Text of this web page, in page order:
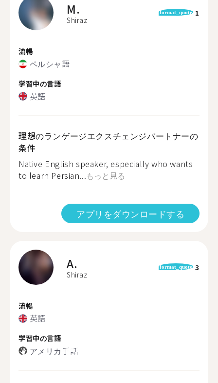
M.
Shiraz
format_quote 1
流暢
ペルシャ語
学習中の言語
英語
理想のランゲージエクスチェンジパートナーの
条件
Native English speaker, especially who wants
to learn Persian...もっと見る
アプリをダウンロードする
A.
Shiraz
format_quote 3
流暢
英語
学習中の言語
アメリカ手話